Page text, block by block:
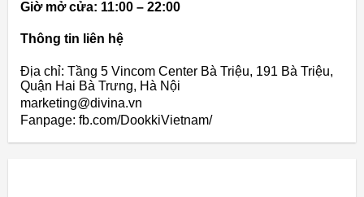
Giờ mở cửa: 11:00 – 22:00
Thông tin liên hệ
Địa chỉ: Tầng 5 Vincom Center Bà Triệu, 191 Bà Triệu,
Quận Hai Bà Trưng, Hà Nội
marketing@divina.vn
Fanpage: fb.com/DookkiVietnam/